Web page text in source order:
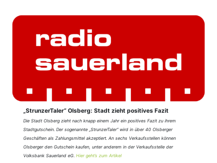
„StrunzerTaler“ Olsberg: Stadt zieht positives Fazit
Die Stadt Olsberg zieht nach knapp einem Jahr ein positives Fazit zu ihrem
Stadtgutschein. Der sogenannte „StrunzerTaler“ wird in über 40 Olsberger
Geschäften als Zahlungsmittel akzeptiert. An sechs Verkaufsstellen können
Olsberger den Gutschein kaufen, unter anderem in der Verkaufsstelle der
Volksbank Sauerland eG. Hier geht’s zum Artikel